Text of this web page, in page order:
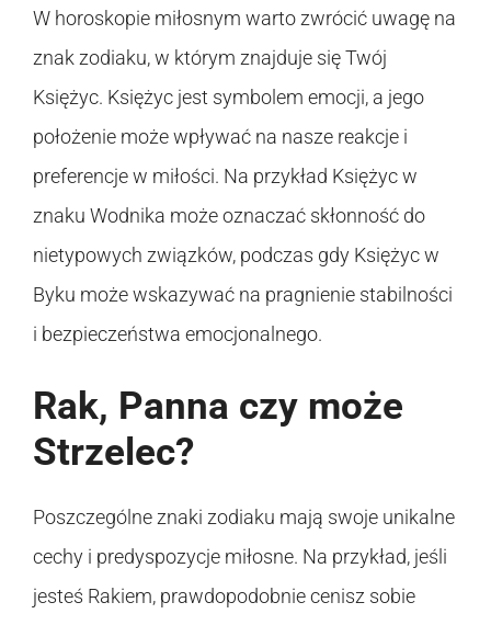
W horoskopie miłosnym warto zwrócić uwagę na
znak zodiaku, w którym znajduje się Twój
Księżyc. Księżyc jest symbolem emocji, a jego
położenie może wpływać na nasze reakcje i
preferencje w miłości. Na przykład Księżyc w
znaku Wodnika może oznaczać skłonność do
nietypowych związków, podczas gdy Księżyc w
Byku może wskazywać na pragnienie stabilności
i bezpieczeństwa emocjonalnego.
Rak, Panna czy może
Strzelec?
Poszczególne znaki zodiaku mają swoje unikalne
cechy i predyspozycje miłosne. Na przykład, jeśli
jesteś Rakiem, prawdopodobnie cenisz sobie